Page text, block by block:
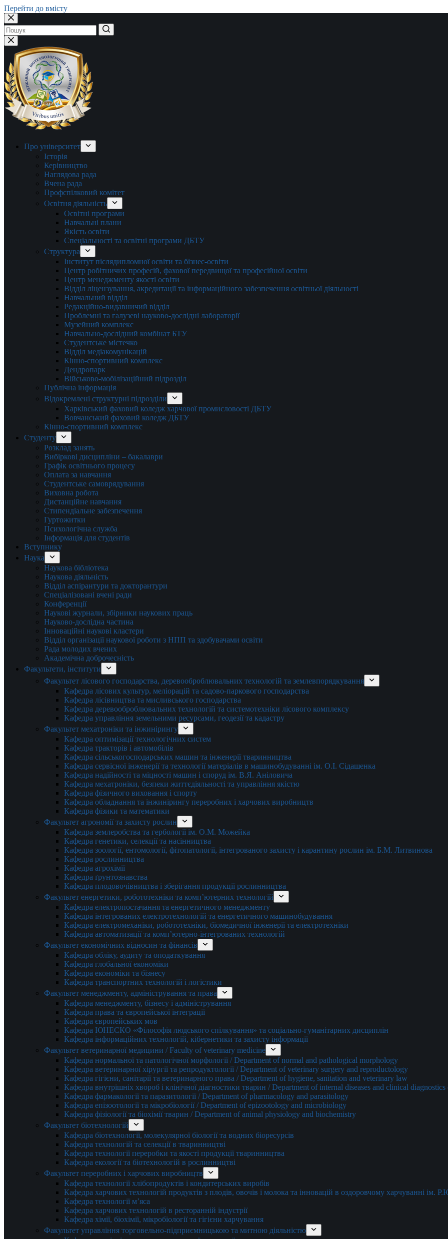
Перейти до вмісту
Немає
результатів
Про університет
Історія
Керівництво
Наглядова рада
Вчена рада
Профспілковий комітет
Освітня діяльність
Освітні програми
Навчальні плани
Якість освіти
Спеціальності та освітні програми ДБТУ
Структура
Інститут післядипломної освіти та бізнес-освіти
Центр робітничих професій, фахової передвищої та професійної освіти
Центр менеджменту якості освіти
Відділ ліцензування, акредитації та інформаційного забезпечення освітньої діяльності
Навчальний відділ
Редакційно-видавничий відділ
Проблемні та галузеві науково-дослідні лабораторії
Музейний комплекс
Навчально-дослідний комбінат БТУ
Студентське містечко
Відділ медіакомунікацій
Кінно-спортивний комплекс
Дендропарк
Військово-мобілізаційний підрозділ
Публічна інформація
Відокремлені структурні підрозділи
Харківський фаховий коледж харчової промисловості ДБТУ
Вовчанський фаховий коледж ДБТУ
Кінно-спортивний комплекс
Студенту
Розклад занять
Вибіркові дисципліни – бакалаври
Графік освітнього процесу
Оплата за навчання
Студентське самоврядування
Виховна робота
Дистанційне навчання
Стипендіальне забезпечення
Гуртожитки
Психологічна служба
Інформація для студентів
Вступнику
Наука
Наукова бібліотека
Наукова діяльність
Відділ аспірантури та докторантури
Спеціалізовані вчені ради
Конференції
Наукові журнали, збірники наукових праць
Науково-дослідна частина
Інноваційні наукові кластери
Відділ організації наукової роботи з НПП та здобувачами освіти
Рада молодих вчених
Академічна доброчесність
Факультети, інститути
Факультет лісового господарства, деревооброблювальних технологій та землевпорядкування
Кафедра лісових культур, меліорацій та садово-паркового господарства
Кафедра лісівництва та мисливського господарства
Кафедра деревооброблювальних технологій та системотехніки лісового комплексу
Кафедра управління земельними ресурсами, геодезії та кадастру
Факультет мехатроніки та інжинірингу
Кафедра оптимізації технологічних систем
Кафедра тракторів і автомобілів
Кафедра сільськогосподарських машин та інженерії тваринництва
Кафедра cервісної інженерії та технології матеріалів в машинобудуванні ім. О.І. Сідашенка
Кафедра надійності та міцності машин і споруд ім. В.Я. Аніловича
Кафедра мехатроніки, безпеки життєдіяльності та управління якістю
Кафедра фізичного виховання і спорту
Кафедра обладнання та інжинірингу переробних і харчових виробництв
Кафедра фізики та математики
Факультет агрономії та захисту рослин
Кафедра землеробства та гербології ім. О.М. Можейка
Кафедра генетики, селекції та насінництва
Кафедра зоології, ентомології, фітопатології, інтегрованого захисту і карантину рослин ім. Б.М. Литвинова
Кафедра рослинництва
Кафедра агрохімії
Кафедра ґрунтознавства
Кафедра плодовочівництва і зберігання продукції рослинництва
Факультет енергетики, робототехніки та комп’ютерних технологій
Кафедра електропостачання та енергетичного менеджменту
Кафедра інтегрованих електротехнологій та енергетичного машинобудування
Кафедра електромеханіки, робототехніки, біомедичної інженерії та електротехніки
Кафедра автоматизації та комп’ютерно-інтегрованих технологій
Факультет економічних відносин та фінансів
Кафедра обліку, аудиту та оподаткування
Кафедра глобальної економіки
Кафедра економіки та бізнесу
Кафедра транспортних технологій і логістики
Факультет менеджменту, адміністрування та права
Кафедра менеджменту, бізнесу і адміністрування
Кафедра права та європейської інтеграції
Кафедра європейських мов
Кафедра ЮНЕСКО «Філософія людського спілкування» та соціально-гуманітарних дисциплін
Кафедра інформаційних технологій, кібернетики та захисту інформації
Факультет ветеринарної медицини / Faculty of veterinary medicine
Кафедра нормальної та патологічної морфології / Department of normal and pathological morphology
Кафедра ветеринарної хірургії та репродуктології / Department of veterinary surgery and reproductology
Кафедра гігієни, санітарії та ветеринарного права / Department of hygiene, sanitation and veterinary law
Кафедра внутрішніх хвороб і клінічної діагностики тварин / Department of internal diseases and clinical
Кафедра фармакології та паразитології / Department of pharmacology and parasitology
Кафедра епізоотології та мікробіології / Department of epizootology and microbiology
Кафедра фізіології та біохімії тварин / Department of animal physiology and biochemistry
Факультет біотехнологій
Кафедра біотехнології, молекулярної біології та водних біоресурсів
Кафедра технологій та селекції в тваринництві
Кафедра технології переробки та якості продукції тваринництва
Кафедра екології та біотехнологій в рослинництві
Факультет переробних і харчових виробництв
Кафедра технології хлібопродуктів і кондитерських виробів
Кафедра харчових технологій продуктів з плодів, овочів і молока та інновацій в оздоровчому харчуванні ім.
Кафедра технології м’яса
Кафедра харчових технологій в ресторанній індустрії
Кафедра хімії, біохімії, мікробіології та гігієни харчування
Факультет управління торговельно-підприємницькою та митною діяльністю